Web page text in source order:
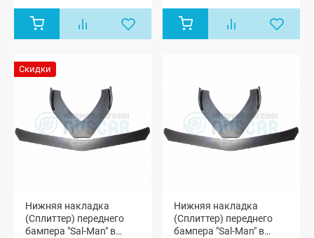
Скидки
Нижняя накладка
(Сплиттер) переднего
бампера "Sal-Man" в
Нижняя накладка
(Сплиттер) переднего
бампера "Sal-Man" в